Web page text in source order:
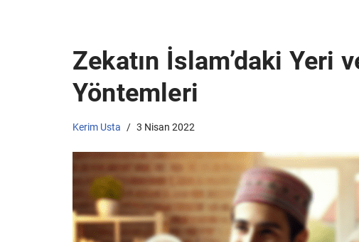
Zekatın İslam’daki Yeri
Yöntemleri
Kerim Usta 3 Nisan 2022